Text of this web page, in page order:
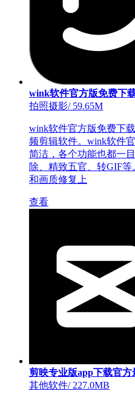
wink软件官方版免费下
拍照摄影/59.65M
wink软件官方版免费下
频剪辑软件。wink软件
简洁，各个功能也都一
除、精致五官、转GIF
和画质修复上
查看
剪映专业版app下载官方
其他软件/227.0MB